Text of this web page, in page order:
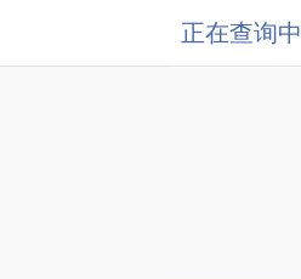
正在查询中